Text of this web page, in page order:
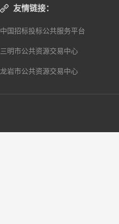
友情链接：
中国招标投标公共服务平台
三明市公共资源交易中心
龙岩市公共资源交易中心